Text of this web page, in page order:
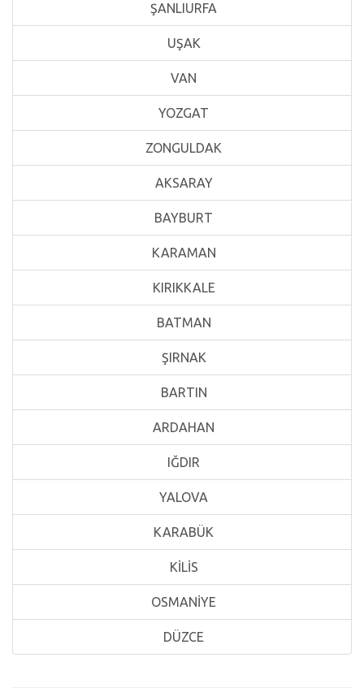
ŞANLIURFA
UŞAK
VAN
YOZGAT
ZONGULDAK
AKSARAY
BAYBURT
KARAMAN
KIRIKKALE
BATMAN
ŞIRNAK
BARTIN
ARDAHAN
IĞDIR
YALOVA
KARABÜK
KİLİS
OSMANİYE
DÜZCE